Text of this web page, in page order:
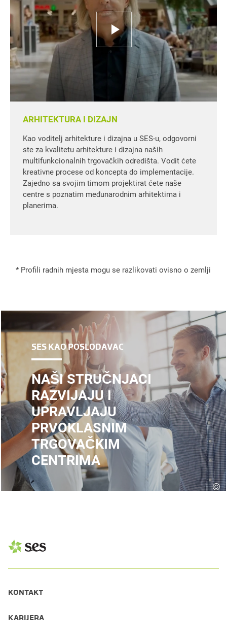
ARHITEKTURA I DIZAJN
Kao voditelj arhitekture i dizajna u SES-u, odgovorni
ste za kvalitetu arhitekture i dizajna naših
multifunkcionalnih trgovačkih odredišta. Vodit ćete
kreativne procese od koncepta do implementacije.
Zajedno sa svojim timom projektirat ćete naše
centre s poznatim međunarodnim arhitektima i
planerima.
* Profili radnih mjesta mogu se razlikovati ovisno o zemlji
©
SES KAO POSLODAVAC
NAŠI STRUČNJACI
RAZVIJAJU I
UPRAVLJAJU
PRVOKLASNIM
TRGOVAČKIM
CENTRIMA
KONTAKT
KARIJERA